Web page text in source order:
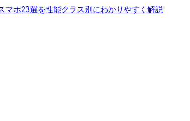
マホ23選を性能クラス別にわかりやすく解説